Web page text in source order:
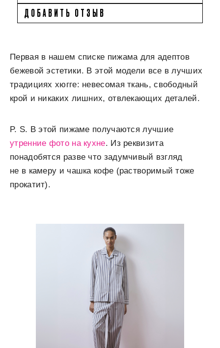
ДОБАВИТЬ ОТЗЫВ
Первая в нашем списке пижама для адептов
бежевой эстетики. В этой модели все в лучших
традициях хюгге: невесомая ткань, свободный
крой и никаких лишних, отвлекающих деталей.
P. S. В этой пижаме получаются лучшие
утренние фото на кухне. Из реквизита
понадобятся разве что задумчивый взгляд
не в камеру и чашка кофе (растворимый тоже
прокатит).